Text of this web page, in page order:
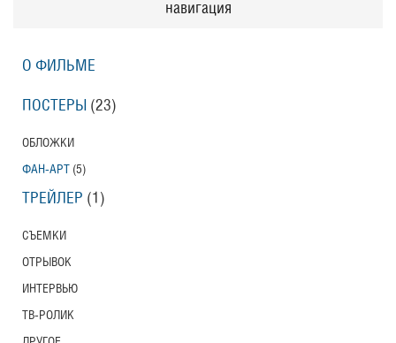
навигация
О ФИЛЬМЕ
ПОСТЕРЫ (23)
ОБЛОЖКИ
ФАН-АРТ (5)
ТРЕЙЛЕР (1)
СЪЕМКИ
ОТРЫВОК
ИНТЕРВЬЮ
ТВ-РОЛИК